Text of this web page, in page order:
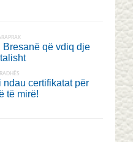
Bresanë që vdiq dje
certifikatat për
të mirë!